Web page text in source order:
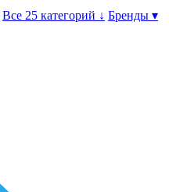
Все 25 категорий ↓ Бренды ▾